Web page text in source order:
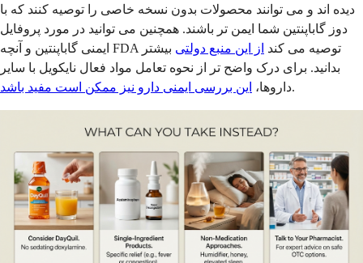
دیده اند و می توانند محصولات بدون نسخه خاصی را توصیه کنند که با
دوز گاباپنتین شما ایمن تر باشند. همچنین می توانید در مورد پروفایل
ایمنی گاباپنتین و آنچه FDA توصیه می کند از این منبع دولتی بیشتر
بدانید. برای درک واضح تر از نحوه تعامل مواد فعال نایکویل با سایر
داروها، این بررسی ایمنی دارو نیز ممکن است مفید باشد .